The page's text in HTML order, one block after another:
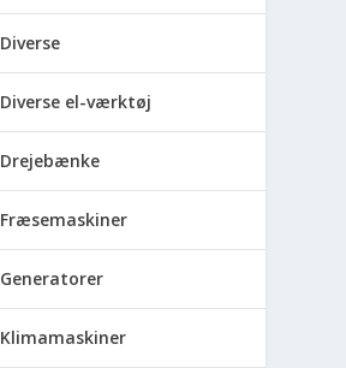
Diverse
Diverse el-værktøj
Drejebænke
Fræsemaskiner
Generatorer
Klimamaskiner